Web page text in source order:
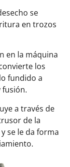
se
en trozos
en la máquina
los
fundido a
fusión.
a través de
de la
se le da forma